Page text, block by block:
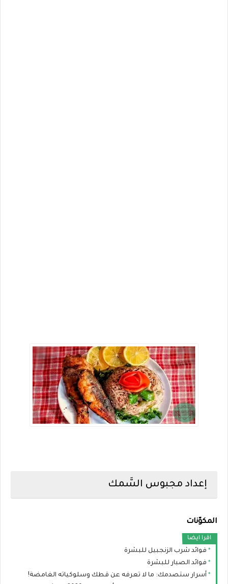
إعداد مجبوس السَّمك
المكوّنات
اقرا ايضا
فوائد شرب الزنجبيل للبشرة
فوائد الصبار للبشرة
أسرار ستصدمك: ما لا تعرفه عن قطك وسلوكياته الغامضة!